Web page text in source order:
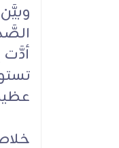
أدَّت